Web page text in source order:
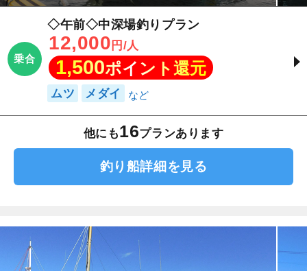
乗合
◇午前◇中深場釣りプラン
12,000 円/人
1,500ポイント還元
ムツ メダイ
他にも16プランあります
釣り船詳細を見る